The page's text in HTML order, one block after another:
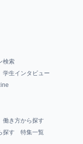
検索
学生インタビュー
働き方から探す
探す 特集一覧